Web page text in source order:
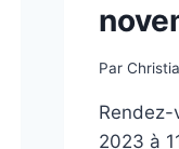
Par
Rendez-
2023 à